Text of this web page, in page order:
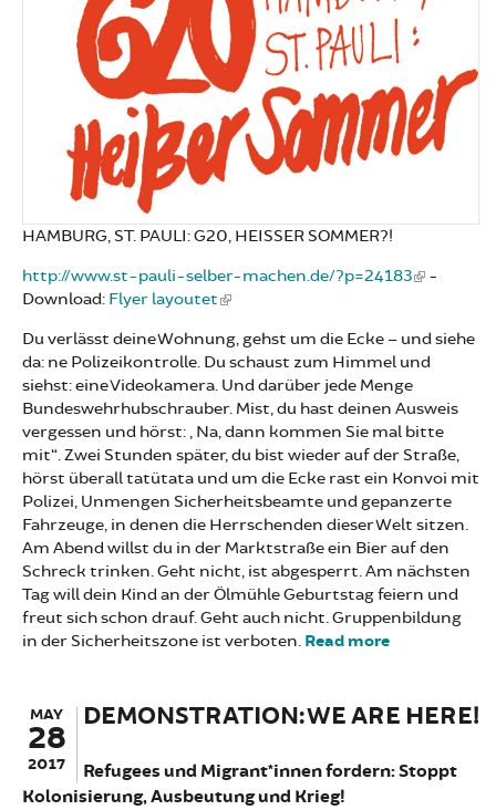
HAMBURG, ST. PAULI: G20, HEISSER SOMMER?!
http://www.st-pauli-selber-machen.de/?p=24183
-
Download: Flyer layoutet
Du verlässt deine Wohnung, gehst um die Ecke – und siehe
da: ne Polizeikontrolle. Du schaust zum Himmel und
siehst: eine Videokamera. Und darüber jede Menge
Bundeswehrhubschrauber. Mist, du hast deinen Ausweis
vergessen und hörst: „Na, dann kommen Sie mal bitte
mit“. Zwei Stunden später, du bist wieder auf der Straße,
hörst überall tatütata und um die Ecke rast ein Konvoi mit
Polizei, Unmengen Sicherheitsbeamte und gepanzerte
Fahrzeuge, in denen die Herrschenden dieser Welt sitzen.
Am Abend willst du in der Marktstraße ein Bier auf den
Schreck trinken. Geht nicht, ist abgesperrt. Am nächsten
Tag will dein Kind an der Ölmühle Geburtstag feiern und
freut sich schon drauf. Geht auch nicht. Gruppenbildung
in der Sicherheitszone ist verboten. Read more
G20,
MAY
28
2017
DEMONSTRATION: WE ARE HERE!
Refugees und Migrant*innen fordern: Stoppt
Kolonisierung, Ausbeutung und Krieg!